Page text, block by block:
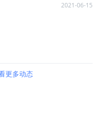
2021-06-15
更多动态